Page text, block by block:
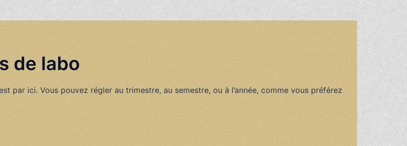
de labo
par ici. Vous pouvez régler au trimestre, au semestre, ou à l’année, comme vous préférez